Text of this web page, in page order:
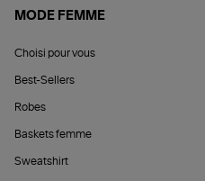
MODE FEMME
Choisi pour vous
Best-Sellers
Robes
Baskets femme
Sweatshirt